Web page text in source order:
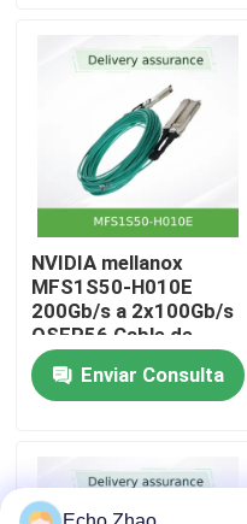
Sobre nosotros
Recorrido por la fábrica
Control de Calidad
Contacta con nosotros
Noticias
Solicitar una cotización
interconexiones de
centros de datos
NVIDIA mellanox
MFS1S50-H010E
200Gb/s a 2x100Gb/s
QSFP56 Cable de
división óptica
activo10m AOC
Enviar Consulta